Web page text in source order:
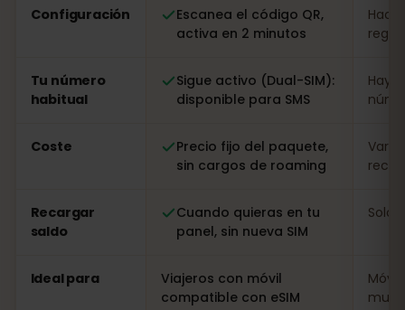
Configuración
Escanea el código QR,
activa en 2 minutos
Tu número
habitual
Sigue activo (Dual-SIM):
disponible para SMS
Hay
Coste
Precio fijo del paquete,
sin cargos de roaming
Recargar
saldo
Cuando quieras en tu
panel, sin nueva SIM
Solo
Ideal para
Viajeros con móvil
compatible con eSIM
muy